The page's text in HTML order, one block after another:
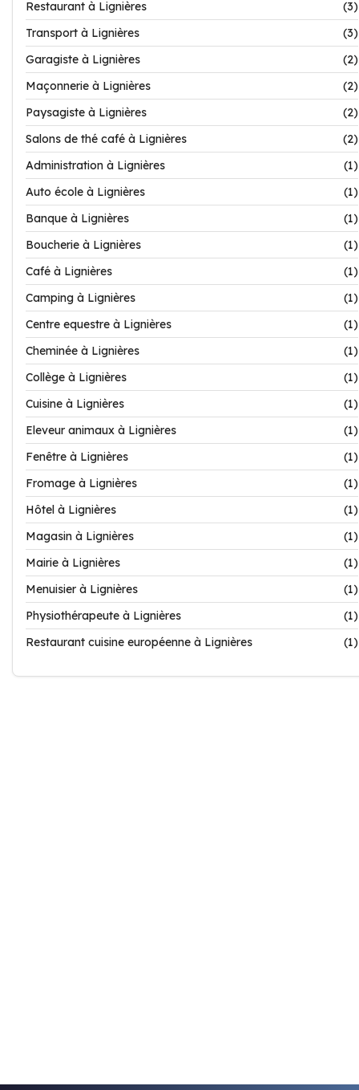
Restaurant à Lignières
(3)
Transport à Lignières
(3)
Garagiste à Lignières
(2)
Maçonnerie à Lignières
(2)
Paysagiste à Lignières
(2)
Salons de thé café à Lignières
(2)
Administration à Lignières
(1)
Auto école à Lignières
(1)
Banque à Lignières
(1)
Boucherie à Lignières
(1)
Café à Lignières
(1)
Camping à Lignières
(1)
Centre equestre à Lignières
(1)
Cheminée à Lignières
(1)
Collège à Lignières
(1)
Cuisine à Lignières
(1)
Eleveur animaux à Lignières
(1)
Fenêtre à Lignières
(1)
Fromage à Lignières
(1)
Hôtel à Lignières
(1)
Magasin à Lignières
(1)
Mairie à Lignières
(1)
Menuisier à Lignières
(1)
Physiothérapeute à Lignières
(1)
Restaurant cuisine européenne à Lignières
(1)